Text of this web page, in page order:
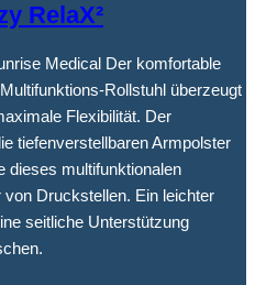
RelaX²
Medical Der komfortable
Rollstuhl überzeugt
Flexibilität. Der
tiefenverstellbaren Armpolster
dieses multifunktionalen
Druckstellen. Ein leichter
seitliche Unterstützung